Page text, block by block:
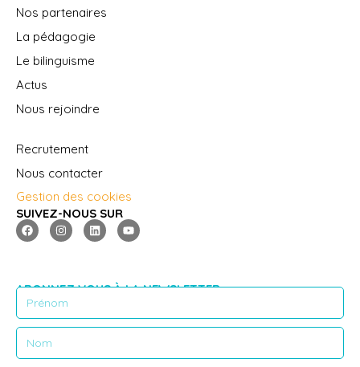
Nos partenaires
La pédagogie
Le bilinguisme
Actus
Nous rejoindre
Recrutement
Nous contacter
Gestion des cookies
SUIVEZ-NOUS SUR
ABONNEZ VOUS À LA NEWSLETTER